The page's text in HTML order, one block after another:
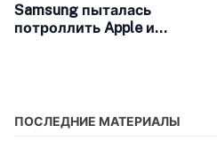
Samsung пыталась
потроллить Apple и
ПОСЛЕДНИЕ МАТЕРИАЛЫ